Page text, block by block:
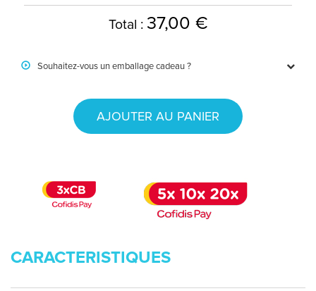
Total : 37,00 €
Souhaitez-vous un emballage cadeau ?
AJOUTER AU PANIER
CARACTERISTIQUES